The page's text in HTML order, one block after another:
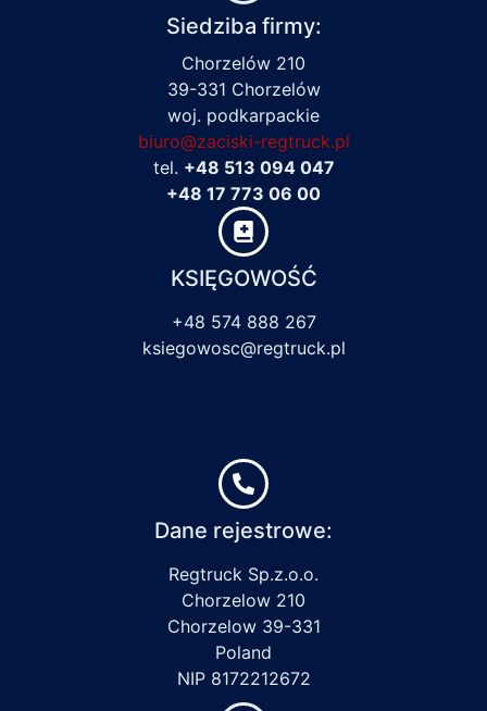
Siedziba firmy:
Chorzelów 210
39-331 Chorzelów
woj. podkarpackie
biuro@zaciski-regtruck.pl
tel. +48 513 094 047
+48 17 773 06 00
KSIĘGOWOŚĆ
+48 574 888 267
ksiegowosc@regtruck.pl
Dane rejestrowe:
Regtruck Sp.z.o.o.
Chorzelow 210
Chorzelow 39-331
Poland
NIP 8172212672